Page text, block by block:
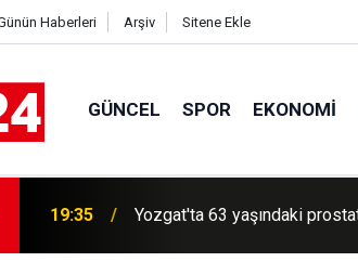
Haberleri Arşiv Sitene Ekle
GÜNCEL SPOR EKONOMI
19:35 Yozgat'ta 63 yaşındaki
19:16 Gazze'de ateşkesin